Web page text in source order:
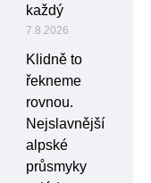
každý
7.8.2026
Klidně to
řekneme
rovnou.
Nejslavnější
alpské
průsmyky